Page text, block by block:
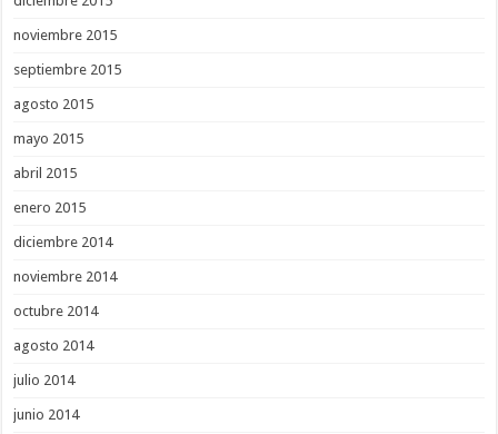
noviembre 2015
septiembre 2015
agosto 2015
mayo 2015
abril 2015
enero 2015
diciembre 2014
noviembre 2014
octubre 2014
agosto 2014
julio 2014
junio 2014